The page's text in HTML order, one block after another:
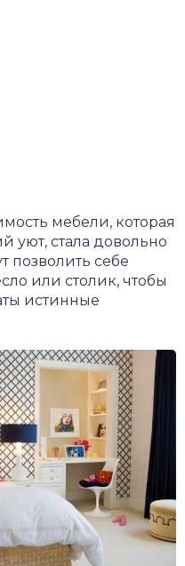
мебели, которая
уют, стала довольно
позволить себе
или столик, чтобы
истинные